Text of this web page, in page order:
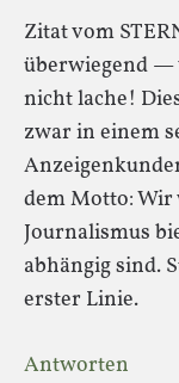
Zitat vom
überwiegend —
nicht lache!
zwar in einem
dem Motto: Wir
Journalismus
abhängig sind.
erster Linie.
Antworten